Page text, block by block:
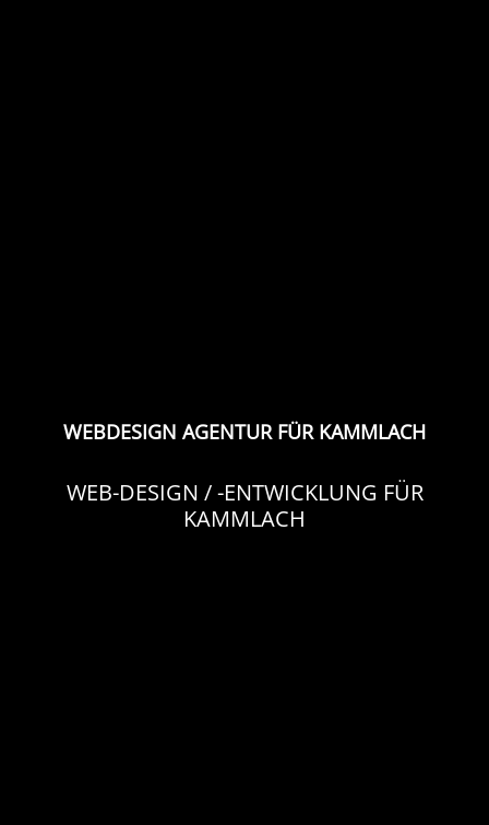
WEBDESIGN AGENTUR FÜR KAMMLACH
WEB-DESIGN / -ENTWICKLUNG FÜR
KAMMLACH